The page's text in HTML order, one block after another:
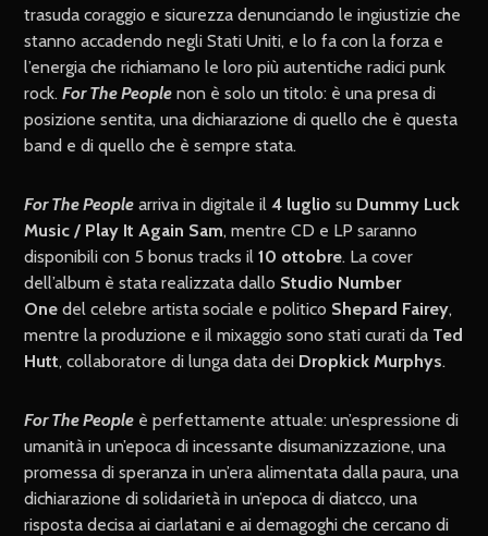
trasuda coraggio e sicurezza denunciando le ingiustizie che
stanno accadendo negli Stati Uniti, e lo fa con la forza e
l’energia che richiamano le loro più autentiche radici punk
rock.For The People non è solo un titolo: è una presa di
posizione sentita, una dichiarazione di quello che è questa
band e di quello che è sempre stata.
For The People arriva in digitale il4 luglio su Dummy Luck
Music / Play It Again Sam, mentre CD e LP saranno
disponibili con 5 bonus tracks il10 ottobre. La cover
dell’album è stata realizzata dallo Studio Number
One del celebre artista sociale e politico Shepard Fairey,
mentre la produzione e il mixaggio sono stati curati da Ted
Hutt, collaboratore di lunga data dei Dropkick Murphys.
For The People è perfettamente attuale: un’espressione di
umanità in un’epoca di incessante disumanizzazione, una
promessa di speranza in un’era alimentata dalla paura, una
dichiarazione di solidarietà in un’epoca di diatcco, una
risposta decisa ai ciarlatani e ai demagoghi che cercano di